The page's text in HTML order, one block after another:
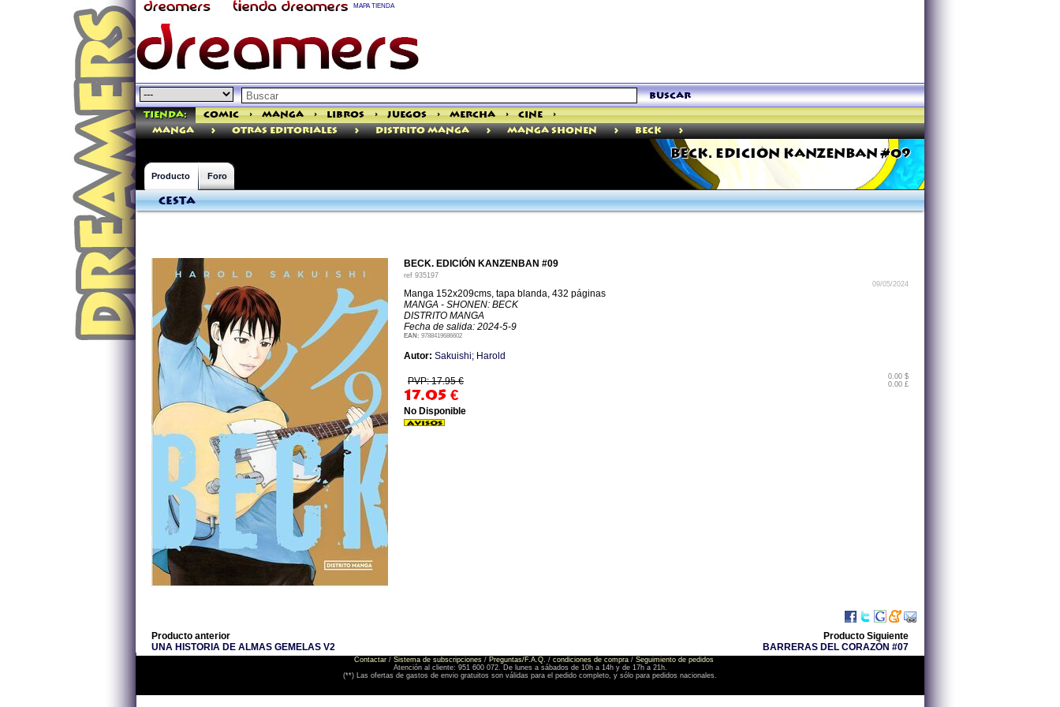
MAPA TIENDA
buscar
Tienda: Comic > Manga > Libros > Juegos > Mercha > Cine
>
manga
> Otras Editoriales > Distrito Manga > Manga Shonen > Beck >
BECK. EDICIÓN KANZENBAN #09
Producto Foro
Cesta
BECK. EDICIÓN KANZENBAN #09
ref 935197
09/05/2024
Manga 152x209cms, tapa blanda, 432 páginas
MANGA - SHONEN: BECK
DISTRITO MANGA
Fecha de salida: 2024-5-9
EAN: 9788419686602
Autor: Sakuishi; Harold
PVP: 17.95 €
17.05 €
0.00 $
0.00 £
No Disponible
Producto anterior
UNA HISTORIA DE ALMAS GEMELAS V2
Producto Siguiente
BARRERAS DEL CORAZÓN #07
Contactar / Sistema de subscripciones / Preguntas/F.A.Q. / condiciones de compra / Seguimiento de pedidos
Atención al cliente: 951 600 072. De lunes a sábados de 10h a 14h y de 17h a 21h.
(**) Las ofertas de gastos de envio gratuitos son válidas para el pedido completo, y sólo para pedidos nacionales.